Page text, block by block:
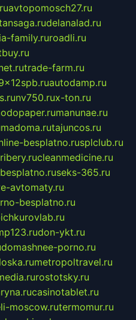
avtopomosch27.ru
delanalad.ru
family.ruroadli.ru
trade-farm.ru
autodamp.ru
nv750.rux-ton.ru
manunae.ru
madoma.rutajuncos.ru
besplatno.rusplclub.ru
ribery.rucleanmedicine.ru
seks-365.ru
avtomaty.ru
besplatno.ru
don-ykt.ru
domashnee-porno.ru
metropoltravel.ru
rostotsky.ru
casinotablet.ru
moscow.rutermomur.ru